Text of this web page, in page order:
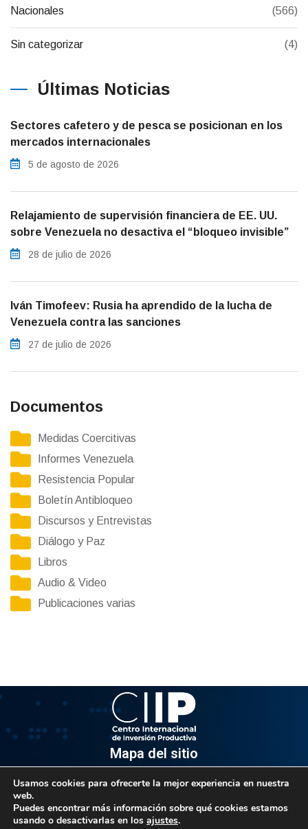
Nacionales (566)
Sin categorizar (4)
Últimas Noticias
Sectores cafetero y de pesca se posicionan en los
mercados internacionales
5 de agosto de 2026
Relajamiento de supervisión financiera de EE. UU.
sobre Venezuela no desactiva el “bloqueo invisible”
28 de julio de 2026
Iván Timofeev: Rusia ha aprendido de la lucha de
Venezuela contra las sanciones
27 de julio de 2026
Documentos
Medidas Coercitivas
Informes Venezuela
Resistencia Popular
Boletín Antibloqueo
Discursos y Entrevistas
Diálogo y Paz
Libros
Audio & Video
Publicaciones varias
Mapa del sitio
Av. Venezuela, Edif. Epsilon Piso 3, Oficina 3-2, Sector el
Rosal, Chacao.
Usamos cookies para ofrecerte la mejor experiencia en nuestra
web.
Puedes encontrar más información sobre qué cookies estamos
usando o desactivarlas en los ajustes.